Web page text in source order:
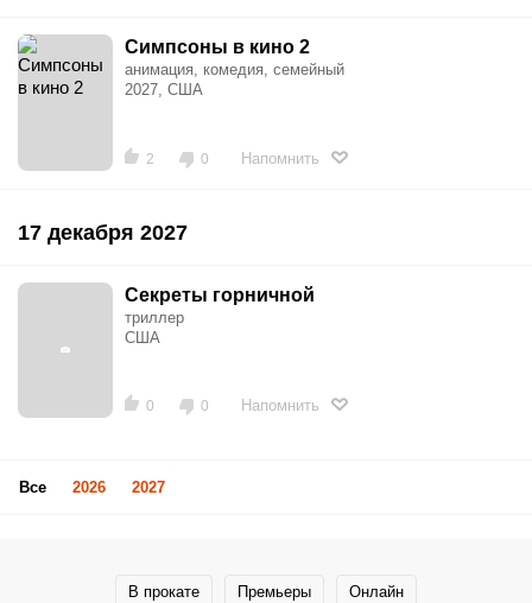
Симпсоны в кино 2
анимация, комедия, семейный
2027, США
2 0 Напомнить
17 декабря 2027
Секреты горничной
триллер
США
0 0 Напомнить
Все 2026 2027
В прокате Премьеры Онлайн